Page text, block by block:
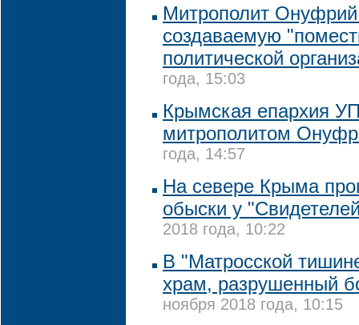
Митрополит
создаваемую
политической
года, 15:03
Крымская епархия
митрополитом
года, 14:57
На севере Крыма
обыски у
2018 года, 10:22
В "Матросской
храм, разрушенный
ноября 2018 года, 10:15